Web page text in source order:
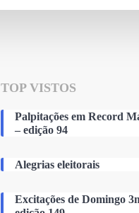
TOP VISTOS
Palpitações em Record
– edição 94
Alegrias eleitorais
Excitações de Domingo